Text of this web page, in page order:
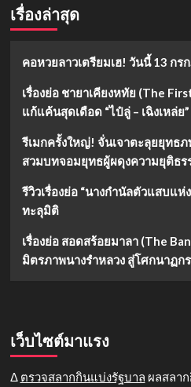
เรื่องล่าสุด
คอหวยลาวเตรียมเฮ! วันนี้ 13 ก
เรื่องย่อ ชายาเคียงหทัย (The
แก้แค้นสุดเดือด “ไป๋ลู่ – เฉิงเหล่ย
รีเมกครั้งใหญ่! จั่นเจาตะลุยยุทธภ
สวมบทจอมยุทธผู้ผดุงความยุติธร
รีวิวเรื่องย่อ “นางกำนัลตัวแสบแห่
ทะลุมิติ
เรื่องย่อ สอดสร้อยมาลา (The
มิตรภาพนางรำหลวง สู่โศกนาฏก
เว็บไซต์มาแรง
Δ ตรวจสลากกินแบ่งรัฐบาล ผลสลา